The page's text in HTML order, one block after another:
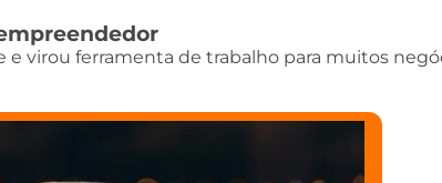
virou ferramenta de trabalho para muitos